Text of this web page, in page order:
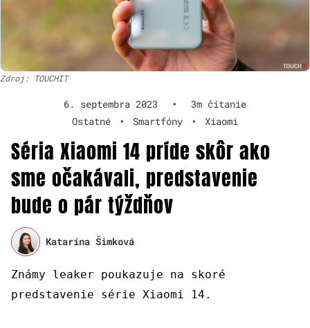
Zdroj: TOUCHIT
6. septembra 2023 •
3m čítanie
Ostatné
• Smartfóny • Xiaomi
Séria Xiaomi 14 príde skôr ako
sme očakávali, predstavenie
bude o pár týždňov
Katarína Šimková
Známy leaker poukazuje na skoré
predstavenie série Xiaomi 14.